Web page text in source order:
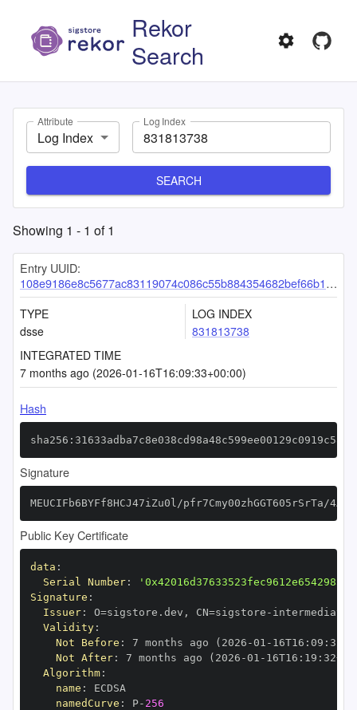
Rekor
Search
Attribute
Log Index
Log Index
SEARCH
Showing 1 - 1 of1
Entry UUID:
108e9186e8c5677ac83119074c086c55b884354682bef66b10d0684bd03475c274dae55681d8d2af
TYPE
dsse
LOG INDEX
831813738
INTEGRATED TIME
7 months ago (2026-01-16T16:09:33+00:00)
Hash
Signature
MEUCIFb6BYFf8HCJ47iZu0l/pfr7Cmy00zhGGT605rSrTa/
Public Key Certificate
data :
Serial Number:
Signature :
Issuer: O=sigstore.dev , CN=sigstore -
Validity:
Not Before : 7 months ago (2026 -01 - 16T16 : 09 :
Not After: 7 months ago (2026 -01 - 16T16 : 19 : 32+00
Algorithm:
name :
namedCurve : P- 256